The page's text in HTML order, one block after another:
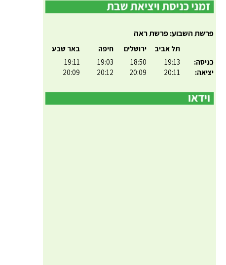
פרשת השבוע: פרשת ראה
כניסה:
יציאה:
תל אביב
19:13
20:11
ירושלים
18:50
20:09
חיפה
19:03
20:12
באר שבע
19:11
20:09